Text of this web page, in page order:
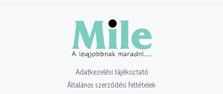
Adatkezelési tájékoztató
Általános szerződési feltételek